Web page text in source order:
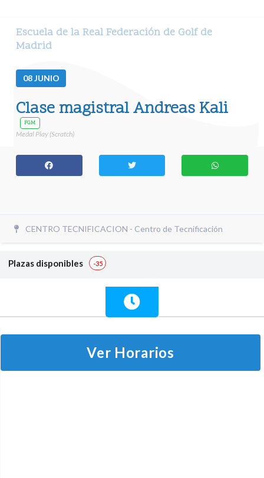
Escuela de la Real Federación de Golf de
Madrid
08JUNIO
Clase magistral Andreas Kali
FGM
Medal Play (Scratch)
CENTRO TECNIFICACION - Centro de Tecnificación
Plazas disponibles -35
Ver Horarios